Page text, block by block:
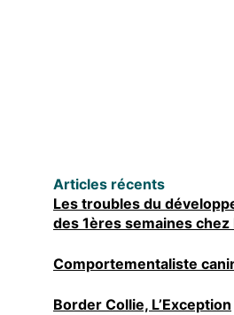
Articles récents
Les troubles du
des 1ères semaines chez
Comportementaliste
Border Collie, L’Exception